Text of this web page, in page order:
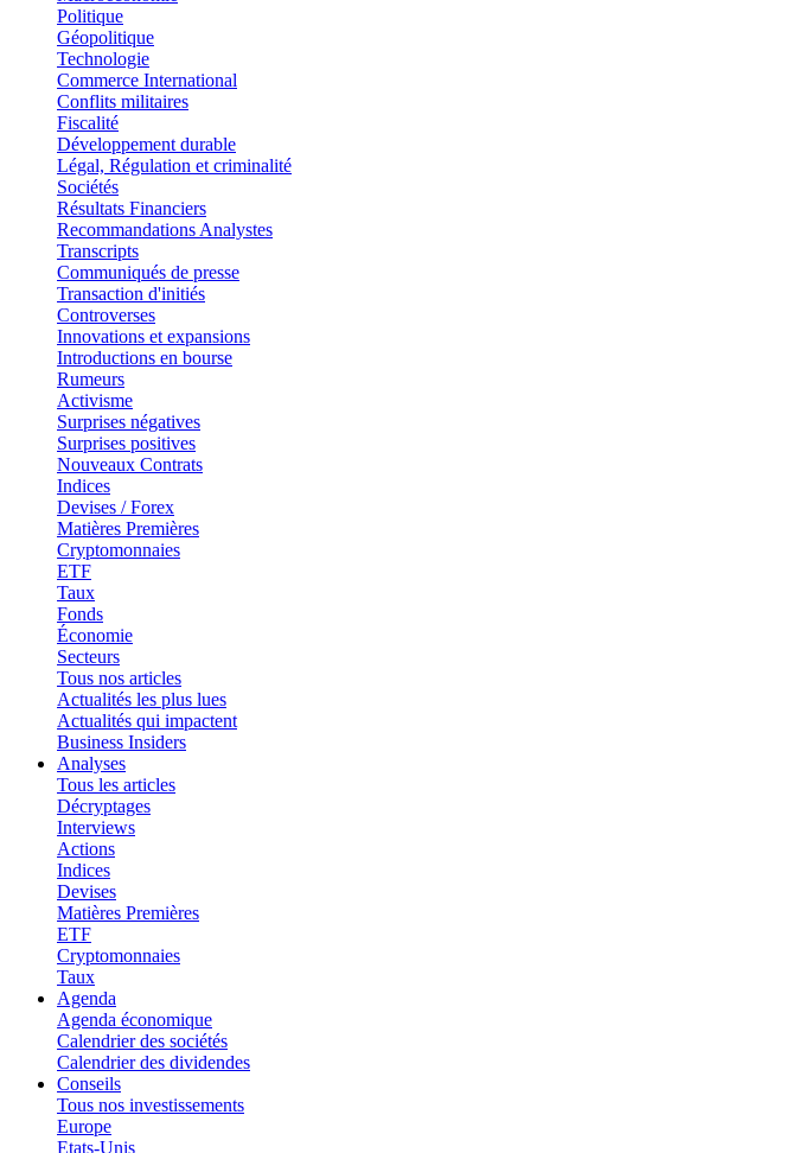
Politique
Géopolitique
Technologie
Commerce International
Conflits militaires
Fiscalité
Développement durable
Légal, Régulation et criminalité
Sociétés
Résultats Financiers
Recommandations Analystes
Transcripts
Communiqués de presse
Transaction d'initiés
Controverses
Innovations et expansions
Introductions en bourse
Rumeurs
Activisme
Surprises négatives
Surprises positives
Nouveaux Contrats
Indices
Devises / Forex
Matières Premières
Cryptomonnaies
ETF
Taux
Fonds
Économie
Secteurs
Tous nos articles
Actualités les plus lues
Actualités qui impactent
Business Insiders
Analyses
Tous les articles
Décryptages
Interviews
Actions
Indices
Devises
Matières Premières
ETF
Cryptomonnaies
Taux
Agenda
Agenda économique
Calendrier des sociétés
Calendrier des dividendes
Conseils
Tous nos investissements
Europe
Etats-Unis